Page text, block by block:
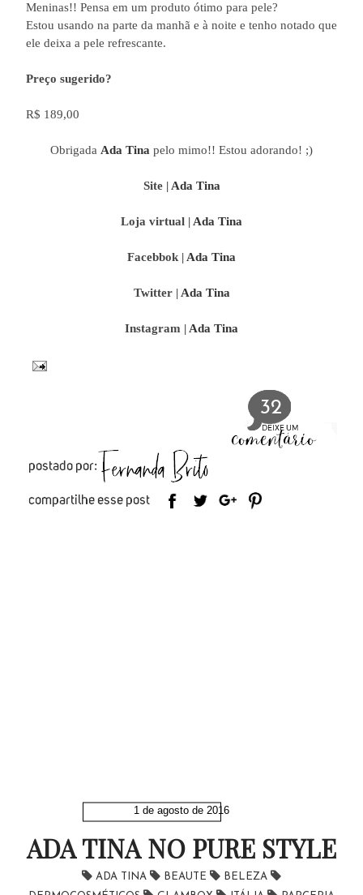
Meninas!! Pensa em um produto ótimo para pele?
Estou usando na parte da manhã e à noite e tenho notado que
ele deixa a pele refrescante.
Preço sugerido?
R$ 189,00
Obrigada Ada Tina pelo mimo!! Estou adorando! ;)
Site |Ada Tina
Loja virtual |Ada Tina
Facebbok |Ada Tina
Twitter |Ada Tina
Instagram |Ada Tina
32
1 de agosto de 2016
ADA TINA NO PURE STYLE
ADA TINA BEAUTE
BELEZA